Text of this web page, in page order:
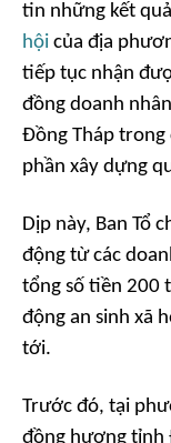
tin những kết
hội của địa
tiếp tục nhận
đồng doanh
Đồng Tháp trong
phần xây dựng
Dịp này, Ban Tổ
động từ các
tổng số tiền 200
động an sinh xã
tới.
Trước đó, tại
đồng hương tỉnh